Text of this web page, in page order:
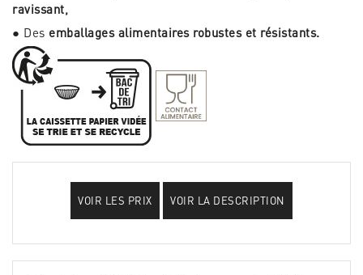
ravissant,
● Des emballages alimentaires robustes et résistants.
VOIR LES PRIX VOIR LA DESCRIPTION